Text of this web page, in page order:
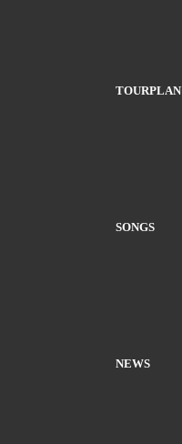
TOURPLAN
SONGS
NEWS